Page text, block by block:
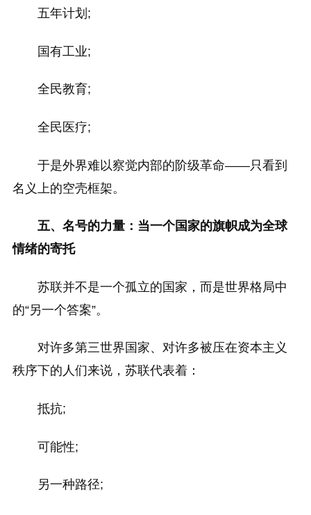
五年计划;
国有工业;
全民教育;
全民医疗;
于是外界难以察觉内部的阶级革命——只看到
名义上的空壳框架。
五、名号的力量：当一个国家的旗帜成为全球
情绪的寄托
苏联并不是一个孤立的国家，而是世界格局中
的“另一个答案”。
对许多第三世界国家、对许多被压在资本主义
秩序下的人们来说，苏联代表着：
抵抗;
可能性;
另一种路径;